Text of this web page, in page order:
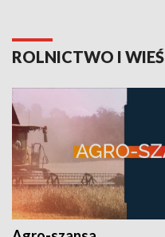
ROLNICTWO I WIEŚ